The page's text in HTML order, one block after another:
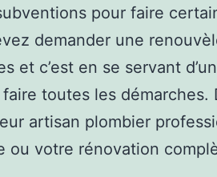
pour faire
demander une
et c’est en se servant
toutes les démarches.
artisan plombier
ou votre rénovation